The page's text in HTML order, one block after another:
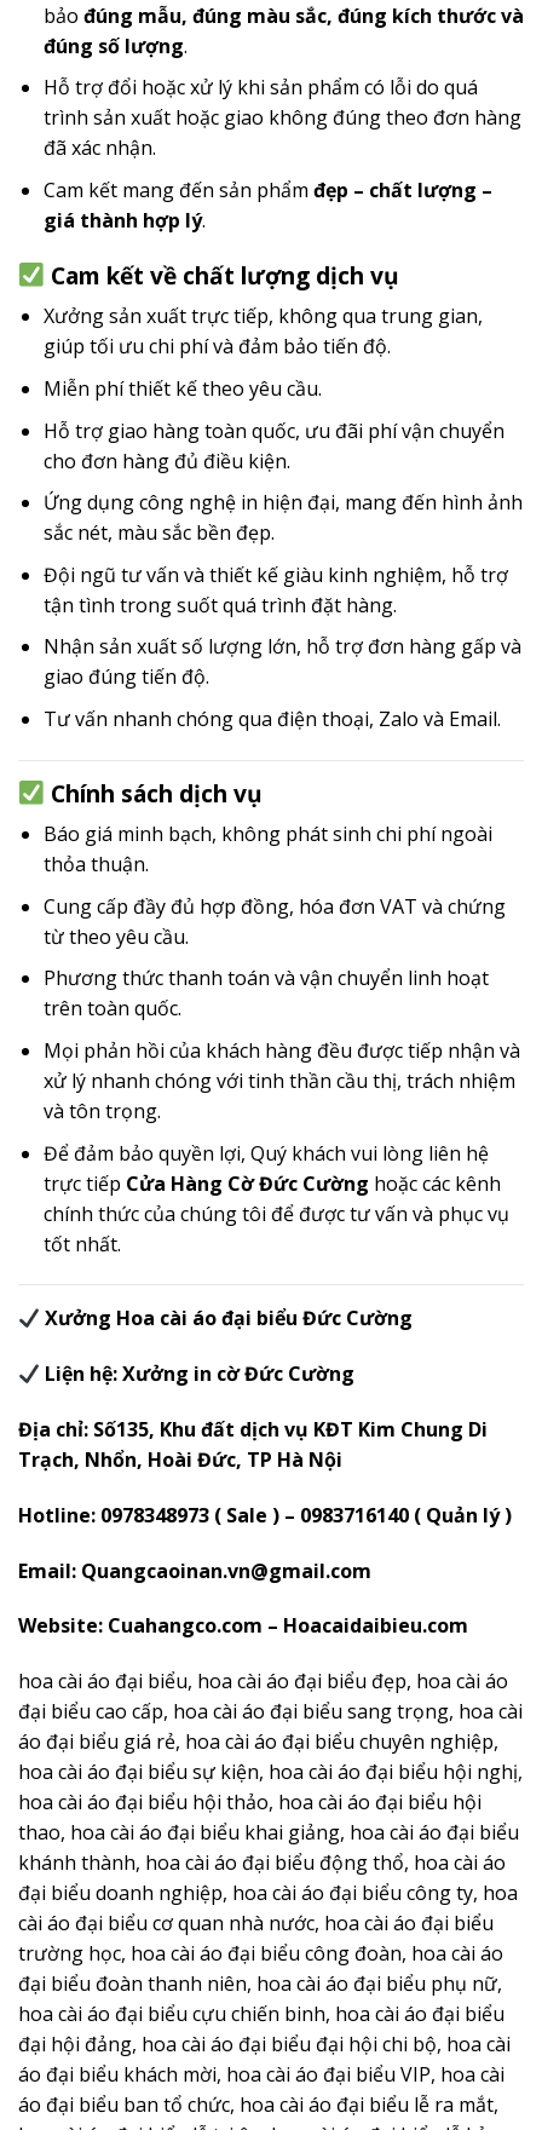
bảo đúng mẫu, đúng màu sắc, đúng kích thước và
đúng số lượng.
Hỗ trợ đổi hoặc xử lý khi sản phẩm có lỗi do quá
trình sản xuất hoặc giao không đúng theo đơn hàng
đã xác nhận.
Cam kết mang đến sản phẩm đẹp – chất lượng –
giá thành hợp lý.
Cam kết về chất lượng dịch vụ
Xưởng sản xuất trực tiếp, không qua trung gian,
giúp tối ưu chi phí và đảm bảo tiến độ.
Miễn phí thiết kế theo yêu cầu.
Hỗ trợ giao hàng toàn quốc, ưu đãi phí vận chuyển
cho đơn hàng đủ điều kiện.
Ứng dụng công nghệ in hiện đại, mang đến hình ảnh
sắc nét, màu sắc bền đẹp.
Đội ngũ tư vấn và thiết kế giàu kinh nghiệm, hỗ trợ
tận tình trong suốt quá trình đặt hàng.
Nhận sản xuất số lượng lớn, hỗ trợ đơn hàng gấp và
giao đúng tiến độ.
Tư vấn nhanh chóng qua điện thoại, Zalo và Email.
Chính sách dịch vụ
Báo giá minh bạch, không phát sinh chi phí ngoài
thỏa thuận.
Cung cấp đầy đủ hợp đồng, hóa đơn VAT và chứng
từ theo yêu cầu.
Phương thức thanh toán và vận chuyển linh hoạt
trên toàn quốc.
Mọi phản hồi của khách hàng đều được tiếp nhận và
xử lý nhanh chóng với tinh thần cầu thị, trách nhiệm
và tôn trọng.
Để đảm bảo quyền lợi, Quý khách vui lòng liên hệ
trực tiếp Cửa Hàng Cờ Đức Cường hoặc các kênh
chính thức của chúng tôi để được tư vấn và phục vụ
tốt nhất.
Xưởng Hoa cài áo đại biểu Đức Cường
Liện hệ: Xưởng in cờ Đức Cường
Địa chỉ: Số135, Khu đất dịch vụ KĐT Kim Chung Di
Trạch, Nhổn, Hoài Đức, TP Hà Nội
Hotline: 0978348973 ( Sale ) – 0983716140 ( Quản lý )
Email: Quangcaoinan.vn@gmail.com
Website: Cuahangco.com – Hoacaidaibieu.com
hoa cài áo đại biểu, hoa cài áo đại biểu đẹp, hoa cài áo
đại biểu cao cấp, hoa cài áo đại biểu sang trọng, hoa cài
áo đại biểu giá rẻ, hoa cài áo đại biểu chuyên nghiệp,
hoa cài áo đại biểu sự kiện, hoa cài áo đại biểu hội nghị,
hoa cài áo đại biểu hội thảo, hoa cài áo đại biểu hội
thao, hoa cài áo đại biểu khai giảng, hoa cài áo đại biểu
khánh thành, hoa cài áo đại biểu động thổ, hoa cài áo
đại biểu doanh nghiệp, hoa cài áo đại biểu công ty, hoa
cài áo đại biểu cơ quan nhà nước, hoa cài áo đại biểu
trường học, hoa cài áo đại biểu công đoàn, hoa cài áo
đại biểu đoàn thanh niên, hoa cài áo đại biểu phụ nữ,
hoa cài áo đại biểu cựu chiến binh, hoa cài áo đại biểu
đại hội đảng, hoa cài áo đại biểu đại hội chi bộ, hoa cài
áo đại biểu khách mời, hoa cài áo đại biểu VIP, hoa cài
áo đại biểu ban tổ chức, hoa cài áo đại biểu lễ ra mắt,